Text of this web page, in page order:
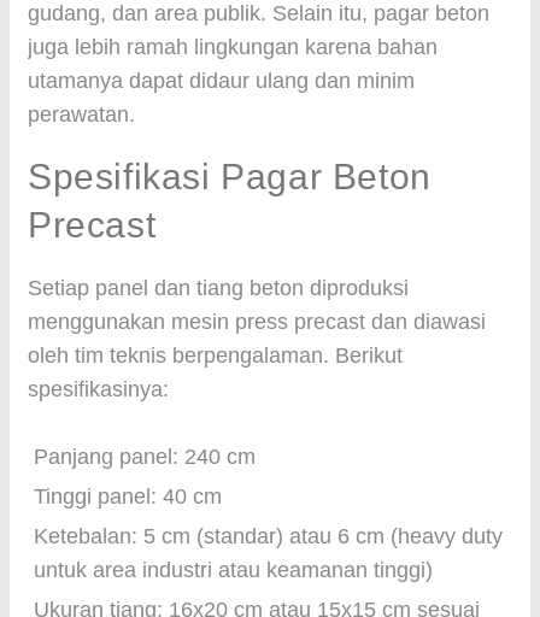
gudang, dan area publik. Selain itu, pagar beton
juga lebih ramah lingkungan karena bahan
utamanya dapat didaur ulang dan minim
perawatan.
Spesifikasi Pagar Beton
Precast
Setiap panel dan tiang beton diproduksi
menggunakan mesin press precast dan diawasi
oleh tim teknis berpengalaman. Berikut
spesifikasinya:
Panjang panel: 240 cm
Tinggi panel: 40 cm
Ketebalan: 5 cm (standar) atau 6 cm (heavy duty
untuk area industri atau keamanan tinggi)
Ukuran tiang: 16x20 cm atau 15x15 cm sesuai